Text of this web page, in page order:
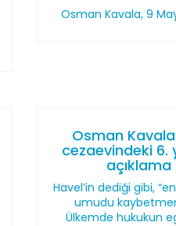
Osman Kavala, 9
Osman
cezaevindeki 6.
açıklama
Havel’in dediği gibi,
umudu
Ülkemde hukukun